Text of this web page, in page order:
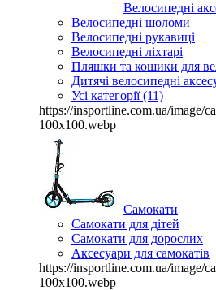
Велосипедні
Велосипедні шоломи
Велосипедні рукавиці
Велосипедні ліхтарі
Пляшки та кошики для
Дитячі велосипедні
Усі категорії (11)
https://insportline.com.ua/image/
100x100.webp
Самокати
Самокати для дітей
Самокати для дорослих
Аксесуари для самокатів
https://insportline.com.ua/image/
100x100.webp